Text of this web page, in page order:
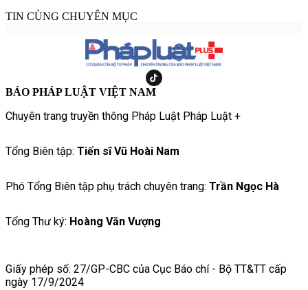
TIN CÙNG CHUYÊN MỤC
BÁO PHÁP LUẬT VIỆT NAM
Chuyên trang truyền thông Pháp Luật Pháp Luật +
Tổng Biên tập: Tiến sĩ Vũ Hoài Nam
Phó Tổng Biên tập phụ trách chuyên trang: Trần Ngọc Hà
Tổng Thư ký: Hoàng Văn Vượng
Giấy phép số: 27/GP-CBC của Cục Báo chí - Bộ TT&TT cấp
ngày 17/9/2024